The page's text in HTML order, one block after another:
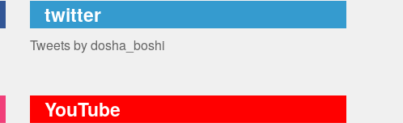
twitter
Tweets by dosha_boshi
YouTube